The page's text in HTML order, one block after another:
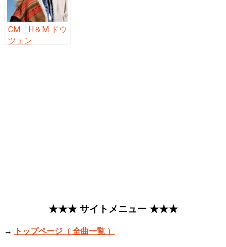
CM「H＆M ドウ
ツェン
★★★ サイトメニュー ★★★
→ トップページ（ 全曲一覧 ）